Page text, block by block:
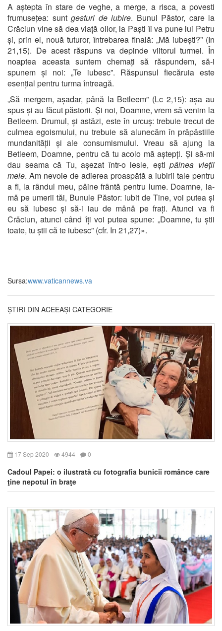
A aștepta în stare de veghe, a merge, a risca, a povesti
frumusețea: sunt gesturi de iubire. Bunul Păstor, care la
Crăciun vine să dea viață oilor, la Paști îi va pune lui Petru
și, prin el, nouă tuturor, întrebarea finală: „Mă iubești?” (In
21,15). De acest răspuns va depinde viitorul turmei. În
noaptea aceasta suntem chemați să răspundem, să-i
spunem și noi: „Te iubesc”. Răspunsul fiecăruia este
esențial pentru turma întreagă.
„Să mergem, așadar, până la Betleem” (Lc 2,15): așa au
spus și au făcut păstorii. Și noi, Doamne, vrem să venim la
Betleem. Drumul, și astăzi, este în urcuș: trebuie trecut de
culmea egoismului, nu trebuie să alunecăm în prăpăstiile
mundanității și ale consumismului. Vreau să ajung la
Betleem, Doamne, pentru că tu acolo mă aștepți. Și să-mi
dau seama că Tu, așezat într-o iesle, eștipâinea vieții
mele. Am nevoie de adierea proaspătă a iubirii tale pentru
a fi, la rândul meu, pâine frântă pentru lume. Doamne, ia-
mă pe umerii tăi, Bunule Păstor: iubit de Tine, voi putea și
eu să iubesc și să-i iau de mână pe frați. Atunci va fi
Crăciun, atunci când îți voi putea spune: „Doamne, tu știi
toate, tu știi că te iubesc” (cfr. In 21,27)».
Sursa:www.vaticannews.va
ȘTIRI DIN ACEEAȘI CATEGORIE
17 Sep 2020 4944 0
Cadoul Papei: o ilustrată cu fotografia bunicii românce care
ţine nepotul în braţe